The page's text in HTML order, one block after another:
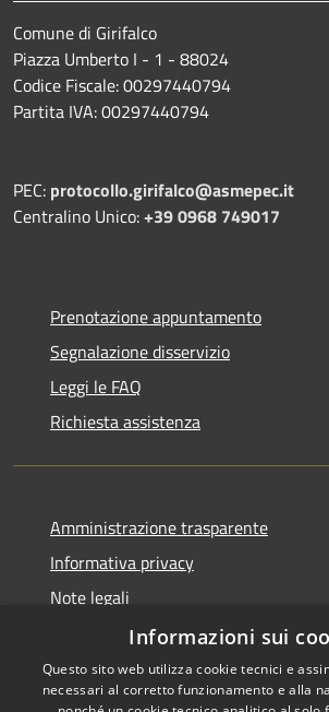
Comune di Girifalco
Piazza Umberto I - 1 - 88024
Codice Fiscale: 00297440794
Partita IVA: 00297440794
PEC: protocollo.girifalco@asmepec.it
Centralino Unico:+39 0968 749017
Prenotazione appuntamento
Segnalazione disservizio
Leggi le FAQ
Richiesta assistenza
Amministrazione trasparente
Informativa privacy
Note legali
Dichiarazione di accessibilità
Informazioni sui
Questo sito web utilizza cookie tecnici e
necessari al corretto funzionamento e alla